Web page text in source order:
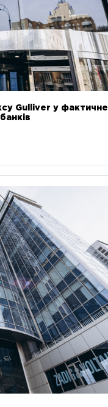
Gulliver у фактичне